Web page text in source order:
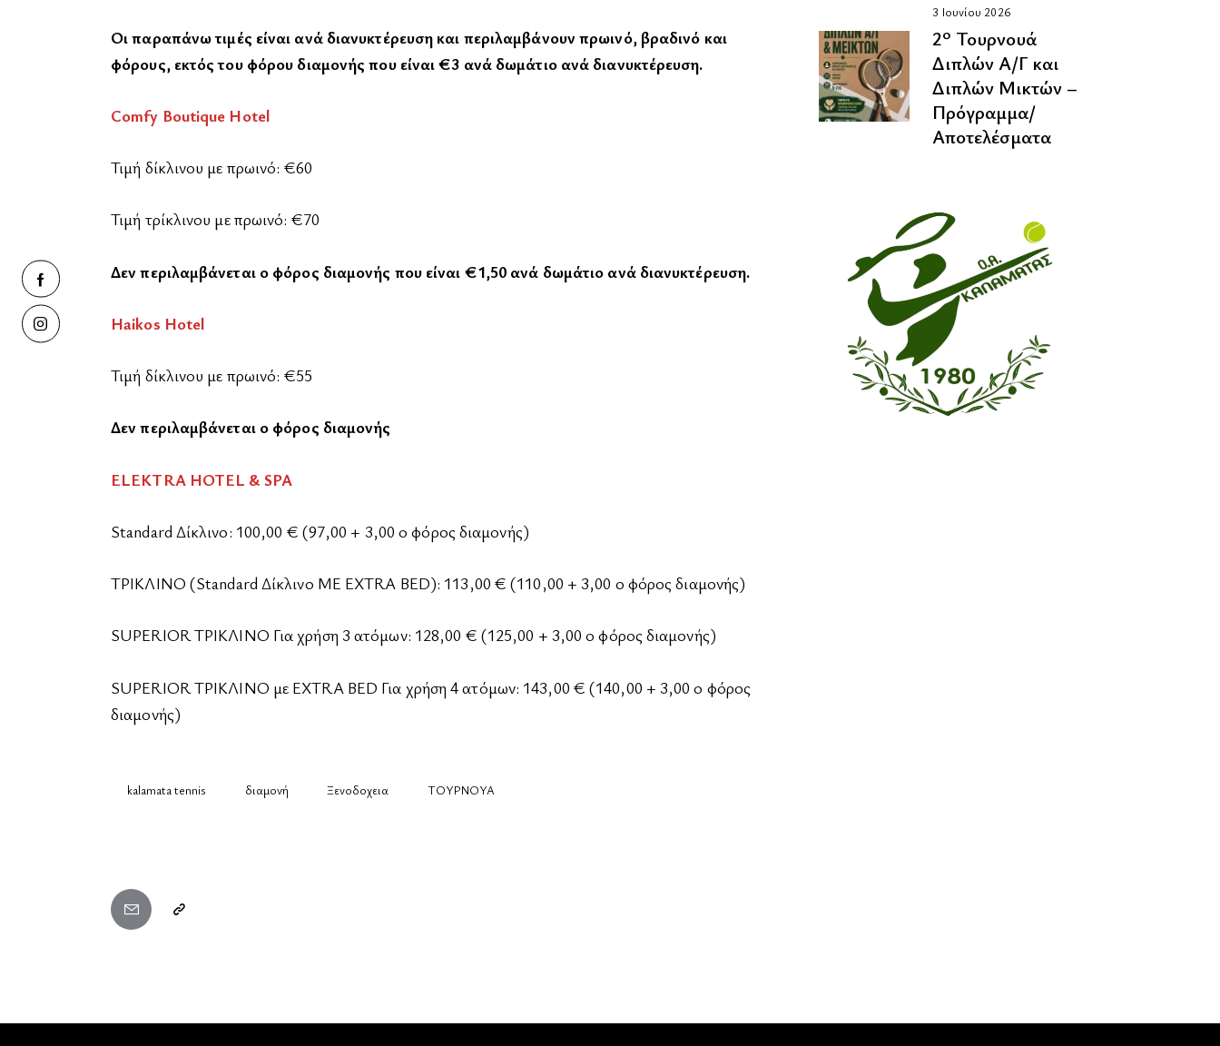
Οι παραπάνω τιμές είναι ανά διανυκτέρευση και περιλαμβάνουν πρωινό, βραδινό και
φόρους, εκτός του φόρου διαμονής που είναι €3 ανά δωμάτιο ανά διανυκτέρευση.
Comfy Boutique Hotel
Τιμή δίκλινου με πρωινό: €60
Τιμή τρίκλινου με πρωινό: €70
Δεν περιλαμβάνεται ο φόρος διαμονής που είναι €1,50 ανά δωμάτιο ανά διανυκτέρευση.
Haikos Hotel
Τιμή δίκλινου με πρωινό: €55
Δεν περιλαμβάνεται ο φόρος διαμονής
ELEKTRA HOTEL & SPA
Standard Δίκλινο: 100,00 € (97,00 + 3,00 ο φόρος διαμονής)
ΤΡΙΚΛΙΝΟ (Standard Δίκλινο ΜΕ EXTRA BED): 113,00 € (110,00 + 3,00 ο φόρος διαμονής)
SUPERIOR ΤΡΙΚΛΙΝΟ Για χρήση 3 ατόμων: 128,00 € (125,00 + 3,00 ο φόρος διαμονής)
SUPERIOR ΤΡΙΚΛΙΝΟ με EXTRA BED Για χρήση 4 ατόμων: 143,00 € (140,00 + 3,00 ο φόρος
διαμονής)
kalamata tennis διαμονή Ξενοδοχεια ΤΟΥΡΝΟΥΑ
3 Ιουνίου 2026
2º Τουρνουά
Διπλών Α/Γ και
Διπλών Μικτών –
Πρόγραμμα/
Αποτελέσματα